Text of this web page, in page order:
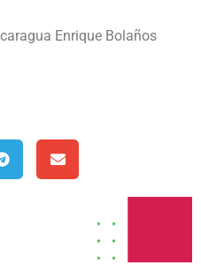
Enrique Bolaños